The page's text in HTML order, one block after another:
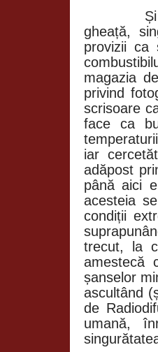
gheață,
provizii ca
magazia
privind
scrisoare
face ca
iar
adăpost
până aici
acesteia
condiții
trecut, la
amestecă
șanselor
ascultând
de
umană,